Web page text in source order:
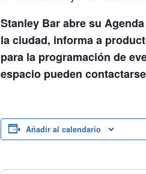
Stanley Bar abre su
la ciudad, informa a
para la programación de
espacio pueden
Añadir al calendario